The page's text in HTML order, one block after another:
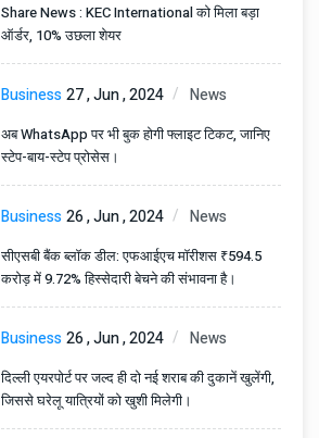
Share News : KEC International को मिला बड़ा
ऑर्डर, 10% उछला शेयर
Business27 , Jun , 2024 News
अब WhatsApp पर भी बुक होगी फ्लाइट टिकट, जानिए
स्टेप-बाय-स्टेप प्रोसेस।
Business26 , Jun , 2024 News
सीएसबी बैंक ब्लॉक डील: एफआईएच मॉरीशस ₹594.5
करोड़ में 9.72% हिस्सेदारी बेचने की संभावना है।
Business26 , Jun , 2024 News
दिल्ली एयरपोर्ट पर जल्द ही दो नई शराब की दुकानें खुलेंगी,
जिससे घरेलू यात्रियों को खुशी मिलेगी।